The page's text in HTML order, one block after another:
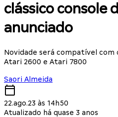
clássico console
anunciado
Novidade será compatível com
Atari 2600 e Atari 7800
Saori Almeida
22.ago.23 às 14h50
Atualizado há quase 3 anos